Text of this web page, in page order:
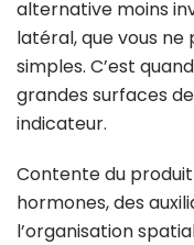
alternative moins
latéral, que vous ne
simples. C’est
grandes surfaces
indicateur.
Contente du
hormones, des
l’organisation